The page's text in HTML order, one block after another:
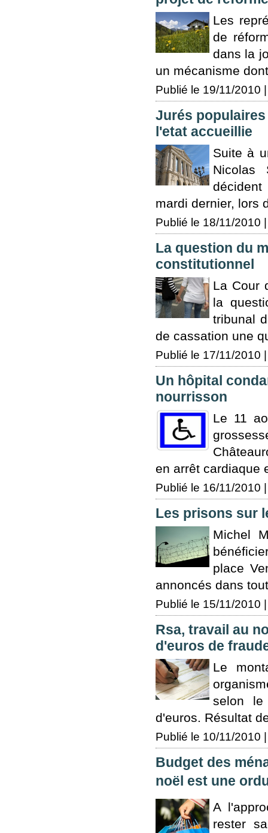
Les
de
dans la
un mécanisme
Publié le 19/11/2010
Jurés
l'etat accueillie
Suite à
Nicolas
décident
mardi dernier, lors
Publié le 18/11/2010
La question du
constitutionnel
La Cour
la
tribunal
de cassation une
Publié le 17/11/2010
Un hôpital
nourrisson
Le 11
en arrêt cardiaque
Publié le 16/11/2010
Les prisons sur
Michel
place
annoncés dans
Publié le 15/11/2010
Rsa, travail au
d'euros de
Le
selon le
d'euros. Résultat
Publié le 10/11/2010
Budget des
noël est une
A
rester